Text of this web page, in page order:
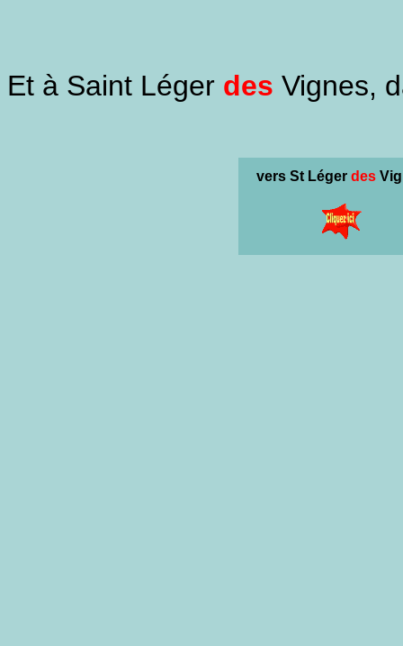
Et à Saint Léger des Vignes,
vers St Léger des